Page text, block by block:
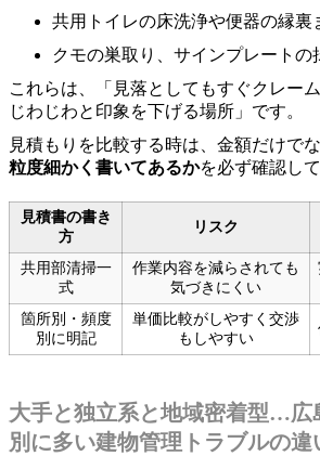
共用トイレの床洗浄や便器の縁裏
クモの巣取り、サインプレートの
これらは、「見落としてもすぐクレー
じわじわと印象を下げる場所」です。
見積もりを比較する時は、金額だけでな
粒度細かく書いてあるかを必ず確認し
見積書の書き
方
リスク
共用部清掃一
式
作業内容を減らされても
気づきにくい
箇所別・頻度
別に明記
単価比較がしやすく交渉
もしやすい
大手と独立系と地域密着型…広
別に多い建物管理トラブルの違